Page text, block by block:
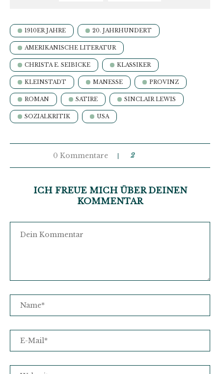
1910ER JAHRE 20. JAHRHUNDERT
AMERIKANISCHE LITERATUR
CHRISTA E. SEIBICKE KLASSIKER
KLEINSTADT MANESSE PROVINZ
ROMAN SATIRE SINCLAIR LEWIS
SOZIALKRITIK USA
0 Kommentare 2
ICH FREUE MICH ÜBER DEINEN
KOMMENTAR